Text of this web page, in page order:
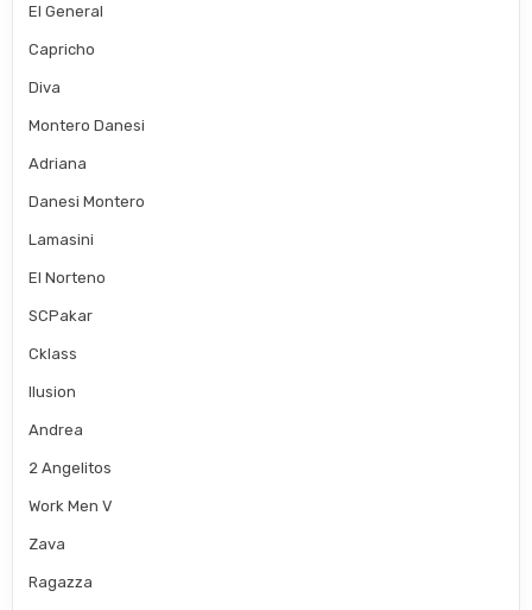
El General
Capricho
Diva
Montero Danesi
Adriana
Danesi Montero
Lamasini
El Norteno
SCPakar
Cklass
Ilusion
Andrea
2 Angelitos
Work Men V
Zava
Ragazza